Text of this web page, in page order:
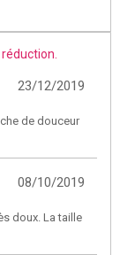
23/12/2019
de douceur
08/10/2019
doux. La taille